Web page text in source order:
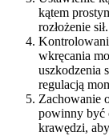
kątem
rozłożenie
wkręcania
uszkodzenia
regulacją
Zachowanie
powinny być
krawędzi,